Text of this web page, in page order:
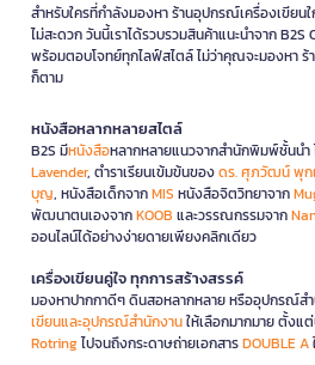
สำหรับใครที่กำลังมองหา ร้านอุปกรณ์เครื่องเขียน
ไม่สะดวก วันนี้เราได้รวบรวมสินค้าแนะนำจาก
พร้อมตอบโจทย์ทุกไลฟ์สไตล์ ไม่ว่าคุณจะมองหา
ก็ตาม
หนังสือหลากหลายสไตล์
B2S มีหนังสือหลากหลายแนวจากสำนักพิมพ์ชั้นนำ
Lavender, ตำราเรียนเข้มข้นของดร. ศุภวัฒน์ พุก
บุญ, หนังสือเด็กจากMIS หนังสือจิตวิทยาจาก
พัฒนาตนเองจากKOOB และวรรณกรรมจาก
ออนไลน์ได้อย่างง่ายดายเพียงคลิกเดียว
เครื่องเขียนคู่ใจ ทุกการสร้างสรรค์
มองหาปากกาดีๆ ดินสอหลากหลาย หรืออุปกรณ์ส
เขียนและอุปกรณ์สำนักงานให้เลือกมากมาย ตั้งแ
Rotringไปจนถึงกระดาษถ่ายเอกสารDOUBLE A